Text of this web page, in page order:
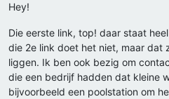
Hey!
Die eerste link, top! daar staat
die 2e link doet het niet, maar dat
liggen. Ik ben ook bezig om
die een bedrijf hadden dat kleine
bijvoorbeeld een poolstation om